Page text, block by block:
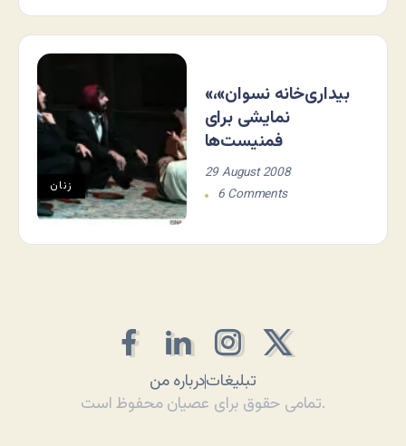
زنان
«بیداری‌خانه نسوان»،
نمایشی برای
فمنیست‌ها
29 August 2008
6 Comments
درباره منتبلیغات
تمامی حقوق برای عصیان محفوظ است.